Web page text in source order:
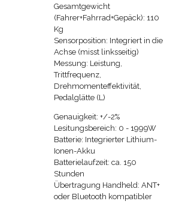
Gesamtgewicht
(Fahrer+Fahrrad+Gepäck): 110
Kg
Sensorposition: Integriert in die
Achse (misst linksseitig)
Messung: Leistung,
Trittfrequenz,
Drehmomenteffektivität,
Pedalglätte (L)
Genauigkeit: +/-2%
Lesitungsbereich: 0 - 1999W
Batterie: Integrierter Lithium-
Ionen-Akku
Batterielaufzeit: ca. 150
Stunden
Übertragung Handheld: ANT+
oder Bluetooth kompatibler